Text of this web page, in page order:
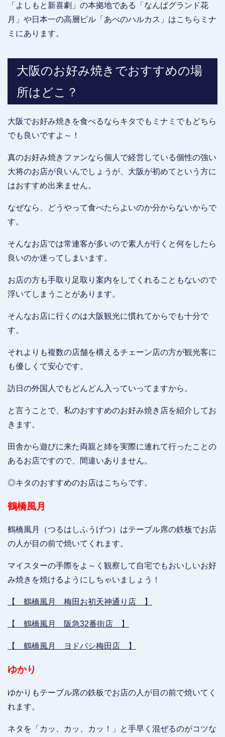
「よしもと新喜劇」の本拠地である「なんばグランド花
月」や日本一の高層ビル「あべのハルカス」はこちらミナ
ミにあります。
大阪のお好み焼きでおすすめの場
所はどこ？
大阪でお好み焼きを食べるならキタでもミナミでもどちら
でも良いですよ～！
真のお好み焼きファンなら個人で経営している個性の強い
大将のお店が良いんでしょうが、大阪が初めてという方に
はおすすめ出来ません。
なぜなら、どうやって食べたらよいのか分からないからで
す。
そんなお店では常連客が多いので素人が行くと何をしたら
良いのか迷ってしまいます。
お店の方も手取り足取り案内をしてくれることもないので
浮いてしまうことがあります。
そんなお店に行くのは大阪観光に慣れてからでも十分で
す。
それよりも複数の店舗を構えるチェーン店の方が観光客に
も優しくて安心です。
訪日の外国人でもどんどん入っていってますから。
と言うことで、私のおすすめのお好み焼き店を紹介してお
きます。
田舎から遊びに来た両親と姉を実際に連れて行ったことの
あるお店ですので、間違いありません。
◎キタのおすすめのお店はこちらです。
鶴橋風月
鶴橋風月（つるはしふうげつ）はテーブル席の鉄板でお店
の人が目の前で焼いてくれます。
マイスターの手際をよ～く観察して自宅でもおいしいお好
み焼きを焼けるようにしちゃいましょう！
【 鶴橋風月 梅田お初天神通り店 】
【 鶴橋風月 阪急32番街店 】
【 鶴橋風月 ヨドバシ梅田店 】
ゆかり
ゆかりもテーブル席の鉄板でお店の人が目の前で焼いてく
れます。
ネタを「カッ、カッ、カッ！」と手早く混ぜるのがコツな